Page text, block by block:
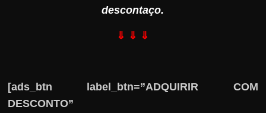
descontaço.
⇓ ⇓ ⇓
[ads_btn label_btn=”ADQUIRIR COM
DESCONTO”